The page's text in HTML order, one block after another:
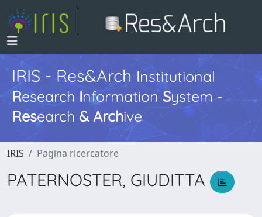
IRIS - Res&ArchInstitutional
Research InformationSystem -
Research & Archive
IRIS Pagina ricercatore
PATERNOSTER, GIUDITTA